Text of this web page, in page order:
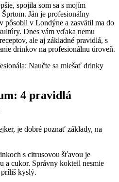
spojila som sa s mojím
Ján je profesionálny
pôsobil v Londýne a zasvätil ma do
Dnes vám vďaka nemu
ale aj základné pravidlá, s
drinkov na profesionálnu úroveň.
4 pravidlá
je dobré poznať základy, na
s citrusovou šťavou je
cukor. Správny kokteil nesmie
kyslý.